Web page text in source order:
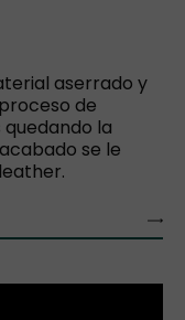
aserrado y
de
la
se le